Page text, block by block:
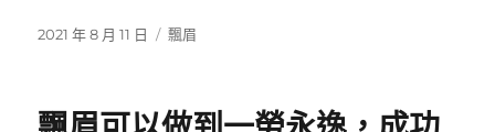
發
2021 年 8 月 11 日
分
飄眉